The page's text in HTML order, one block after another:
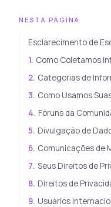
NESTA PÁGINA
Esclarecimento de
1. Como Coletamos
2. Categorias de
3. Como Usamos
4. Fóruns da
5. Divulgação de
6. Comunicações de
7. Seus Direitos de
8. Direitos de
9. Usuários